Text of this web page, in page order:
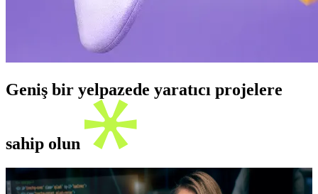
Geniş bir yelpazede yaratıcı projelere
sahip olun